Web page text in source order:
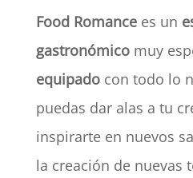
Food Romancees un
gastronómicomuy
equipadocon todo lo
puedas dar alas a tu
inspirarte en nuevos
la creación de nuevas